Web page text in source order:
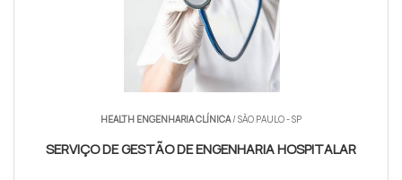
HEALTH ENGENHARIA CLÍNICA/ SÃO PAULO - SP
SERVIÇO DE GESTÃO DE ENGENHARIA HOSPITAL­AR